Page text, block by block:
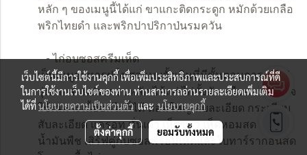
หลัก ๆ ของเมนูนี้ได้แก่ ขาแกะติดกระดูก หมักด้วยเกลือ
พริกไทยดำ และพริกปาปริกาป่นรมควัน
- ไก่อบซอสครีมเห็ด
เป็นเมนูอาหารฝรั่งเศสแบบดั้งเดิมที่มีขั้นตอนการทำไม่
ยุ่งยากส่วนประกอบหลัก ได้แก่ ไก่ทั้งตัว หรือบางคนอาจ
ใช้เฉพาะเนื้ออกไก่ก็ได้ หอมใหญ่ สับละเอียด กระเทียม
สับละเอียด แครอท หั่นเต๋า เห็ดขาว เห็ดหอมสด และ
น้ำมันพืช เสิร์ฟคู่กับซอสพร้อมเห็ดและใบทาร์รากอนสด
เว็บไซต์นี้มีการใช้งานคุกกี้ เพื่อเพิ่มประสิทธิภาพและประสบการณ์ที่ดี
ในการใช้งานเว็บไซต์ของท่าน ท่านสามารถอ่านรายละเอียดเพิ่มเติม
ได้ที่นโยบายความเป็นส่วนตัวและนโยบายคุกกี้
ตั้งค่าคุกกี้ ยอมรับทั้งหมด